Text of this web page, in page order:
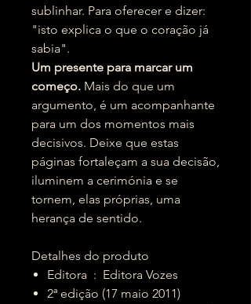
sublinhar. Para oferecer e dizer:
"isto explica o que o coração já
sabia".
Um presente para marcar um
começo. Mais do que um
argumento, é um acompanhante
para um dos momentos mais
decisivos. Deixe que estas
páginas fortaleçam a sua decisão,
iluminem a cerimónia e se
tornem, elas próprias, uma
herança de sentido.
Detalhes do produto
Editora ‏ : ‎ Editora Vozes
2ª edição (17 maio 2011)